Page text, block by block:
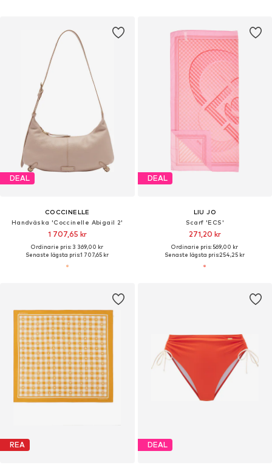
DEAL
COCCINELLE
Handväska 'Coccinelle Abigail 2'
1 707,65 kr
Ordinarie pris: 3 369,00 kr
Senaste lägsta pris:1 707,65 kr
DEAL
LIU JO
Scarf 'ECS'
271,20 kr
Ordinarie pris: 569,00 kr
Senaste lägsta pris:254,25 kr
REA DEAL